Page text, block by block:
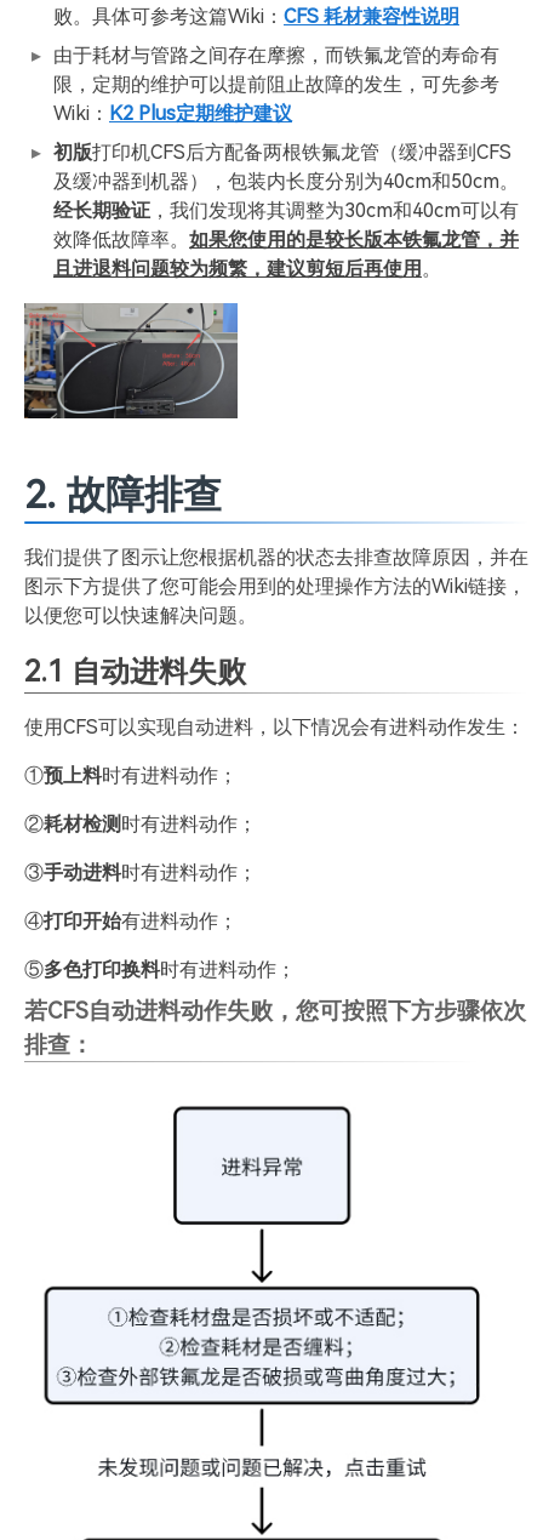
败。具体可参考这篇Wiki： CFS 耗材兼容性说明
由于耗材与管路之间存在摩擦，而铁氟龙管的寿命有
限，定期的维护可以提前阻止故障的发生，可先参考
Wiki： K2 Plus定期维护建议
初版打印机CFS后方配备两根铁氟龙管（缓冲器到CFS
及缓冲器到机器），包装内长度分别为40cm和50cm。
经长期验证 ，我们发现将其调整为30cm和40cm可以有
效降低故障率。 如果您使用的是较长版本铁氟龙管，并
且进退料问题较为频繁，建议剪短后再使用 。
2. 故障排查
我们提供了图示让您根据机器的状态去排查故障原因，并在
图示下方提供了您可能会用到的处理操作方法的Wiki链接，
以便您可以快速解决问题。
2.1 自动进料失败
使用CFS可以实现自动进料，以下情况会有进料动作发生：
①预上料时有进料动作；
②耗材检测 时有进料动作；
③手动进料时有进料动作；
④打印开始有进料动作；
⑤多色打印换料时有进料动作；
若CFS自动进料动作失败，您可按照下方步骤依次
排查：